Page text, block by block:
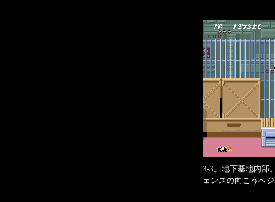
3-3。地下基地内部
ェンスの向こうへ